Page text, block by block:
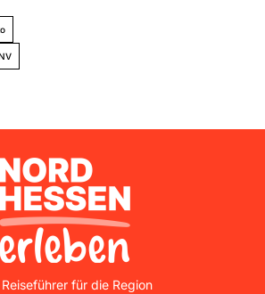
Nordhessen Erleben
Reiseführer für die Region